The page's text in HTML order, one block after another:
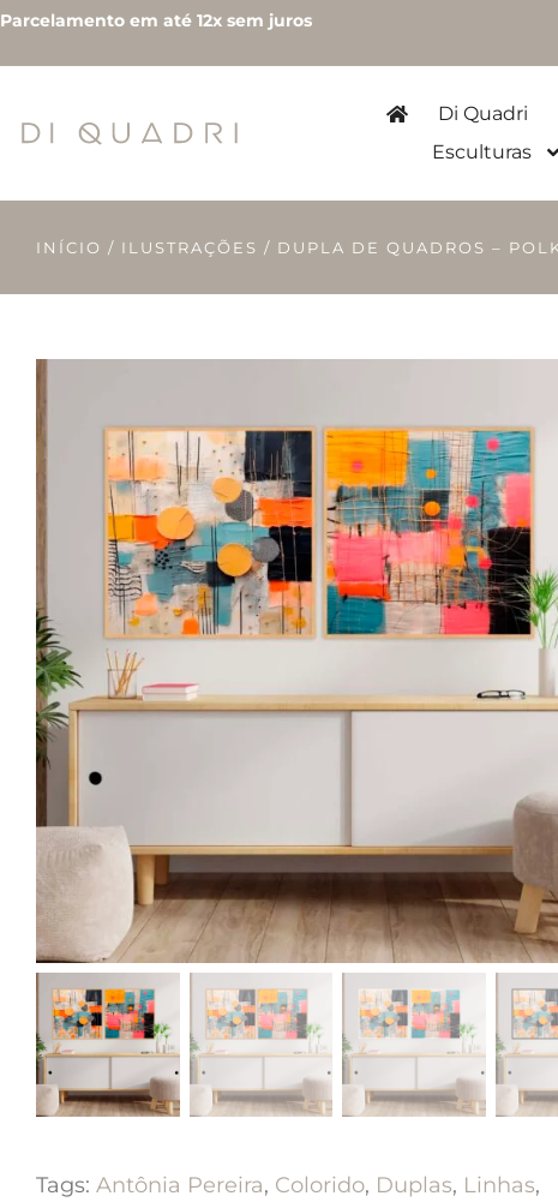
Parcelamento em até 12x sem juros
Di Quadri
Esculturas
INÍCIO / ILUSTRAÇÕES / DUPLA DE QUADROS –
Tags: Antônia Pereira, Colorido, Duplas, Linhas,